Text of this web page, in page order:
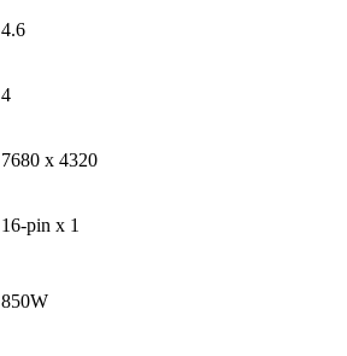
4.6
4
7680 x 4320
16-pin x 1
850W